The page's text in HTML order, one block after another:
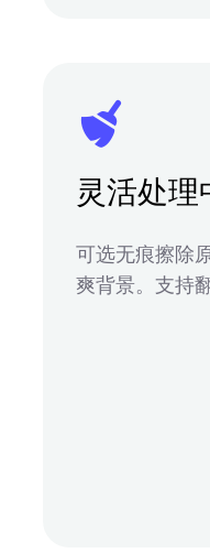
灵活处理
可选无痕擦除
爽背景。支持